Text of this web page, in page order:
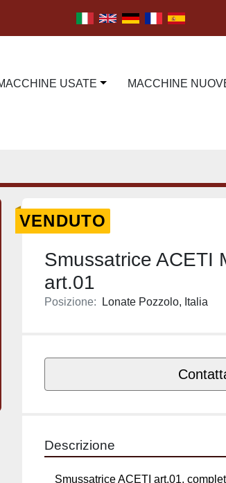
MACCHINE USATE MACCHINE
VENDUTO
Smussatrice ACETI
art.01
Posizione: Lonate Pozzolo, Italia
Descrizione